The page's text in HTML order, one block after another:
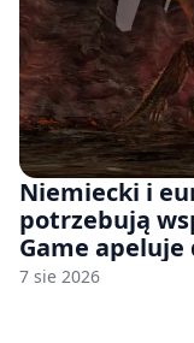
Niemiecki i
potrzebują
Game
7 sie 2026